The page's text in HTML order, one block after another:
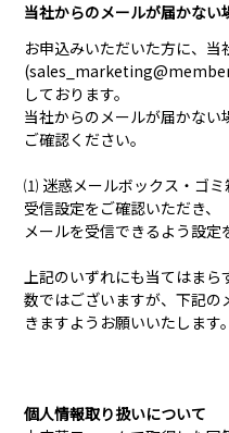
当社からのメールが届かない
お申込みいただいた方に、当
(
しております。
当社からのメールが届かな
ご確認ください。
⑴ 迷惑メールボックス・ゴ
受信設定をご確認いただき
メールを受信できるよう設定
上記のいずれにも当てはま
数ではございますが、下記
きますようお願いいたします。
個人情報取り扱いについて